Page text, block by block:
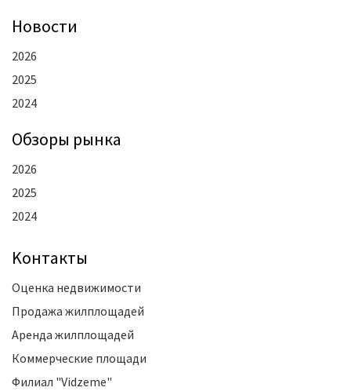
Новости
2026
2025
2024
Oбзоры рынка
2026
2025
2024
Kонтакты
Оценка недвижимости
Продажа жилплощадей
Аренда жилплощадей
Коммерческие площади
Филиал "Vidzeme"